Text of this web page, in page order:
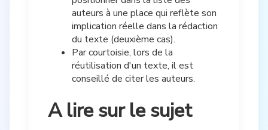
auteurs à une place qui reflète son
implication réelle dans la rédaction
du texte (deuxième cas).
Par courtoisie, lors de la
réutilisation d'un texte, il est
conseillé de citer les auteurs.
A lire sur le sujet